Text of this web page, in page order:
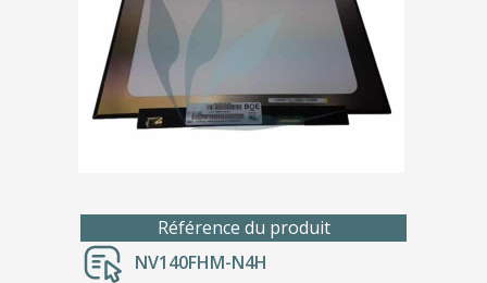
Référence du produit
NV140FHM-N4H